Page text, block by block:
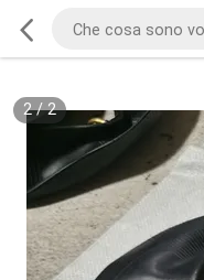
2/2